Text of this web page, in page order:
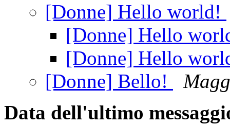
[Donne] Hello world!
[Donne] Hello
[Donne] Hello
[Donne] Bello!
Data dell'ultimo